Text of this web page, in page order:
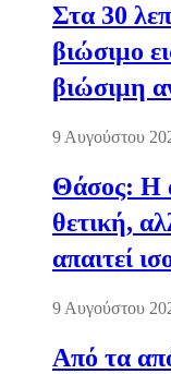
Στα 30
βιώσιμο
βιώσιμη
9 Αυγούστου
Θάσος: Η
θετική,
απαιτεί
9 Αυγούστου
Από τα